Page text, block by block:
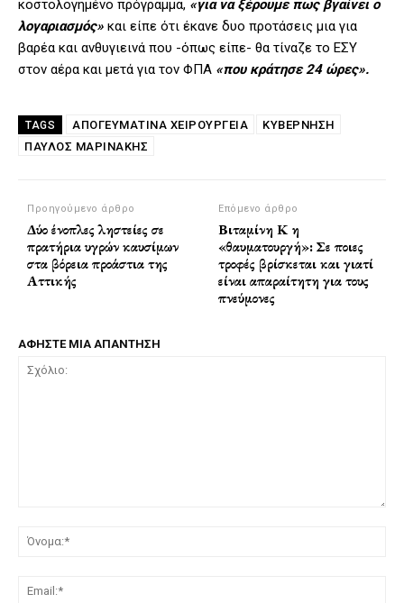
κοστολογημένο πρόγραμμα, «για να ξέρουμε πως βγαίνει ο
λογαριασμός» και είπε ότι έκανε δυο προτάσεις μια για
βαρέα και ανθυγιεινά που -όπως είπε- θα τίναζε το ΕΣΥ
στον αέρα και μετά για τον ΦΠΑ «που κράτησε 24 ώρες».
TAGS ΑΠΟΓΕΥΜΑΤΙΝΆ ΧΕΙΡΟΥΡΓΕΊΑ
ΚΥΒΕΡΝΗΣΗ
ΠΑΎΛΟΣ ΜΑΡΙΝΆΚΗΣ
Προηγούμενο άρθρο
Δύο ένοπλες ληστείες σε
πρατήρια υγρών καυσίμων
στα βόρεια προάστια της
Αττικής
Επόμενο άρθρο
Βιταμίνη Κ η
«θαυματουργή»: Σε ποιες
τροφές βρίσκεται και γιατί
είναι απαραίτητη για τους
πνεύμονες
ΑΦΗΣΤΕ ΜΙΑ ΑΠΑΝΤΗΣΗ